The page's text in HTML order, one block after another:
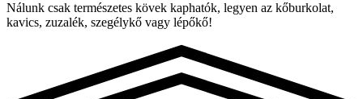
Nálunk csak természetes kövek kaphatók, legyen az kőburkolat,
kavics, zuzalék, szegélykő vagy lépőkő!